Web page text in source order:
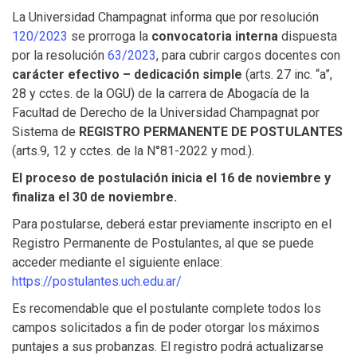
La Universidad Champagnat informa que por resolución
120/2023 se prorroga la convocatoria interna dispuesta
por la resolución 63/2023, para cubrir cargos docentes con
carácter efectivo – dedicación simple (arts. 27 inc. “a”,
28 y cctes. de la OGU) de la carrera de Abogacía de la
Facultad de Derecho de la Universidad Champagnat por
Sistema de REGISTRO PERMANENTE DE POSTULANTES
(arts.9, 12 y cctes. de la N°81-2022 y mod.).
El proceso de postulación inicia el 16 de noviembre y
finaliza el 30 de noviembre.
Para postularse, deberá estar previamente inscripto en el
Registro Permanente de Postulantes, al que se puede
acceder mediante el siguiente enlace:
https://postulantes.uch.edu.ar/
Es recomendable que el postulante complete todos los
campos solicitados a fin de poder otorgar los máximos
puntajes a sus probanzas. El registro podrá actualizarse